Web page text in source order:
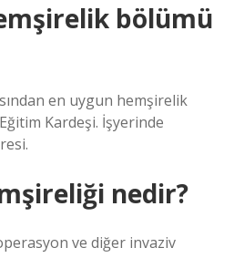
bölümü
en uygun hemşirelik
Kardeşi. İşyerinde
nedir?
ve diğer invaziv